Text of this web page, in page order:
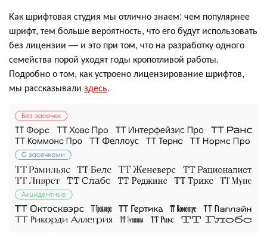
Как шрифтовая студия мы отлично знаем: чем популярнее
шрифт, тем больше вероятность, что его будут использовать
без лицензии — и это при том, что на разработку одного
семейства порой уходят годы кропотливой работы.
Подробно о том, как устроено лицензирование шрифтов,
мы рассказывали здесь.